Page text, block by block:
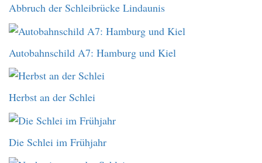
Abbruch der Schleibrücke Lindaunis
Autobahnschild A7: Hamburg und Kiel
Herbst an der Schlei
Die Schlei im Frühjahr